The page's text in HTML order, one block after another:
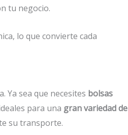
tu negocio.
lo que convierte cada
Ya sea que necesites bolsas
para una gran variedad de
su transporte.